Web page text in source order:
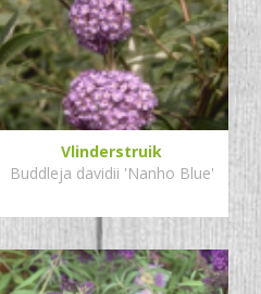
Vlinderstruik
Buddleja davidii 'Nanho Blue'